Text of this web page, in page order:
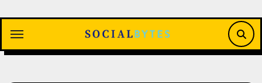
contenido